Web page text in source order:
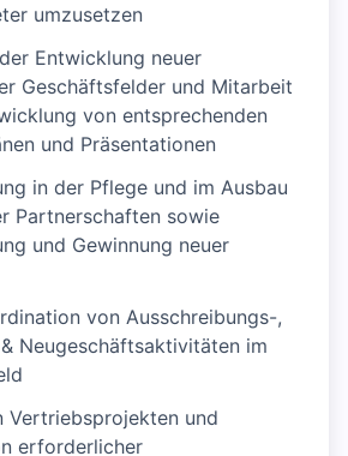
umzusetzen
Entwicklung neuer
Geschäftsfelder und Mitarbeit
von entsprechenden
und Präsentationen
in der Pflege und im Ausbau
Partnerschaften sowie
und Gewinnung neuer
von Ausschreibungs-,
Neugeschäftsaktivitäten im
Vertriebsprojekten und
erforderlicher